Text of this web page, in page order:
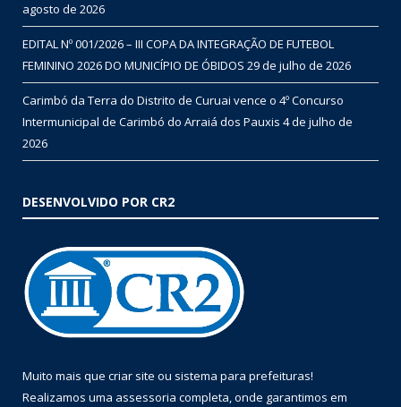
agosto de 2026
EDITAL Nº 001/2026 – III COPA DA INTEGRAÇÃO DE FUTEBOL
FEMININO 2026 DO MUNICÍPIO DE ÓBIDOS 29 de julho de 2026
Carimbó da Terra do Distrito de Curuai vence o 4º Concurso
Intermunicipal de Carimbó do Arraiá dos Pauxis 4 de julho de
2026
DESENVOLVIDO POR CR2
Muito mais que criar site ou sistema para prefeituras!
Realizamos uma assessoria completa, onde garantimos em